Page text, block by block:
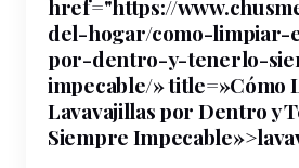
href="https://
del-hogar/como-limpiar-
por-dentro-y-tenerlo-
impecable/» title=»Cómo
Lavavajillas por Dentro y
Siempre